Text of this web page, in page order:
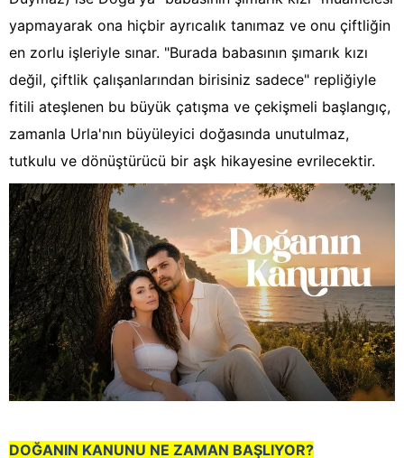
yapmayarak ona hiçbir ayrıcalık tanımaz ve onu çiftliğin
en zorlu işleriyle sınar. "Burada babasının şımarık kızı
değil, çiftlik çalışanlarından birisiniz sadece" repliğiyle
fitili ateşlenen bu büyük çatışma ve çekişmeli başlangıç,
zamanla Urla'nın büyüleyici doğasında unutulmaz,
tutkulu ve dönüştürücü bir aşk hikayesine evrilecektir.
DOĞANIN KANUNU NE ZAMAN BAŞLIYOR?